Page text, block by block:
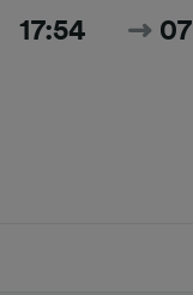
17:54